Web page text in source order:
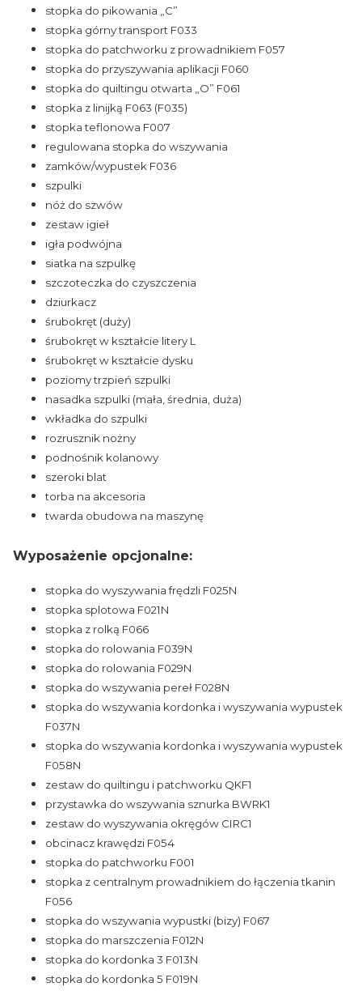
stopka do pikowania „C”
stopka górny transport F033
stopka do patchworku z prowadnikiem F057
stopka do przyszywania aplikacji F060
stopka do quiltingu otwarta „O” F061
stopka z linijką F063 (F035)
stopka teflonowa F007
regulowana stopka do wszywania
zamków/wypustek F036
szpulki
nóż do szwów
zestaw igieł
igła podwójna
siatka na szpulkę
szczoteczka do czyszczenia
dziurkacz
śrubokręt (duży)
śrubokręt w kształcie litery L
śrubokręt w kształcie dysku
poziomy trzpień szpulki
nasadka szpulki (mała, średnia, duża)
wkładka do szpulki
rozrusznik nożny
podnośnik kolanowy
szeroki blat
torba na akcesoria
twarda obudowa na maszynę
Wyposażenie opcjonalne:
stopka do wyszywania frędzli F025N
stopka splotowa F021N
stopka z rolką F066
stopka do rolowania F039N
stopka do rolowania F029N
stopka do wszywania pereł F028N
stopka do wszywania kordonka i wyszywania wypustek
F037N
stopka do wszywania kordonka i wyszywania wypustek
F058N
zestaw do quiltingu i patchworku QKF1
przystawka do wszywania sznurka BWRK1
zestaw do wyszywania okręgów CIRC1
obcinacz krawędzi F054
stopka do patchworku F001
stopka z centralnym prowadnikiem do łączenia tkanin
F056
stopka do wszywania wypustki (bizy) F067
stopka do marszczenia F012N
stopka do kordonka 3 F013N
stopka do kordonka 5 F019N